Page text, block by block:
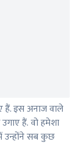
हैं. इस अनाज वाले
हैं. वो हमेशा
उन्होंने सब कुछ